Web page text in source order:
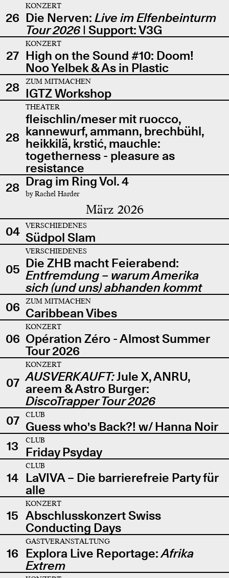
26
KONZERT
Die Nerven: Live im Elfenbeinturm
Tour 2026| Support: V3G
27
KONZERT
High on the Sound #10: Doom!
Noo Yelbek & As in Plastic
28
ZUM MITMACHEN
IGTZ Workshop
28
THEATER
fleischlin/meser mit ruocco,
kannewurf, ammann, brechbühl,
heikkilä, krstić, mauchle:
togetherness - pleasure as
resistance
28 Drag im Ring Vol. 4
by Rachel Harder
März 2026
04 VERSCHIEDENES
Südpol Slam
05
VERSCHIEDENES
Die ZHB macht Feierabend:
Entfremdung – warum Amerika
sich (und uns) abhanden kommt
06
ZUM MITMACHEN
Caribbean Vibes
06
KONZERT
Opération Zéro - Almost Summer
Tour 2026
07
KONZERT
AUSVERKAUFT:Jule X, ANRU,
areem & Astro Burger:
DiscoTrapper Tour 2026
07
CLUB
Guess who's Back?! w/ Hanna Noir
13
CLUB
Friday Psyday
14
CLUB
LaVIVA – Die barrierefreie Party für
alle
15
KONZERT
Abschlusskonzert Swiss
Conducting Days
16
GASTVERANSTALTUNG
Explora Live Reportage:Afrika
Extrem